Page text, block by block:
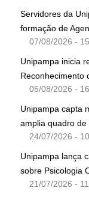
Servidores da
formação de
07/08/2026 -
Unipampa inicia
Reconhecimento
05/08/2026 -
Unipampa capta
amplia quadro de
24/07/2026 -
Unipampa lança
sobre Psicologia
21/07/2026 -